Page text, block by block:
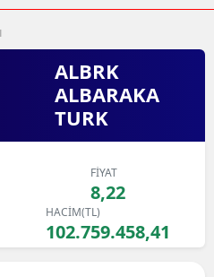
ALBRK
ALBARAKA
TURK
FİYAT
8,22
HACİM(TL)
102.759.458,41